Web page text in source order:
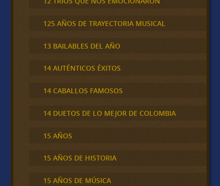
125 AÑOS DE TRAYECTORIA MUSICAL
13 BAILABLES DEL AÑO
14 AUTÉNTICOS ÉXITOS
14 CABALLOS FAMOSOS
14 DUETOS DE LO MEJOR DE COLOMBIA
15 AÑOS
15 AÑOS DE HISTORIA
15 AÑOS DE MÚSICA